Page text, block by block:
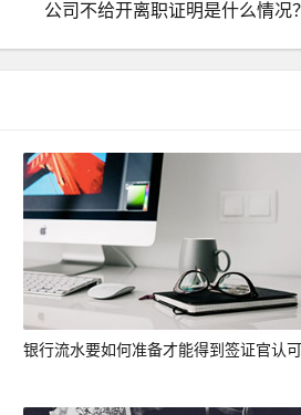
公司不给开离职证明是什么情况
银行流水要如何准备才能得到签证官认可